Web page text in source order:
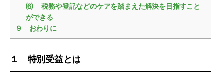
⑹ 税務や登記などのケアを踏まえた解決を目指すこと
ができる
９ おわりに
１ 特別受益とは